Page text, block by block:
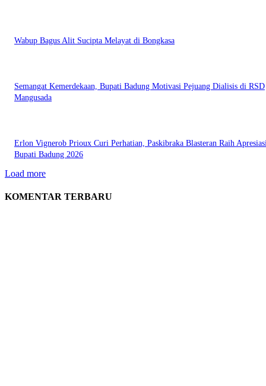
Wabup Bagus Alit Sucipta Melayat di Bongkasa
Semangat Kemerdekaan, Bupati Badung Motivasi Pejuang Dialisis di RSD
Mangusada
Erlon Vignerob Prioux Curi Perhatian, Paskibraka Blasteran Raih
Bupati Badung 2026
Load more
KOMENTAR TERBARU